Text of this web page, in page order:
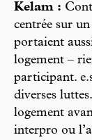
Kelam :
centrée sur
portaient
logement –
participant.
diverses
logement
interpro ou